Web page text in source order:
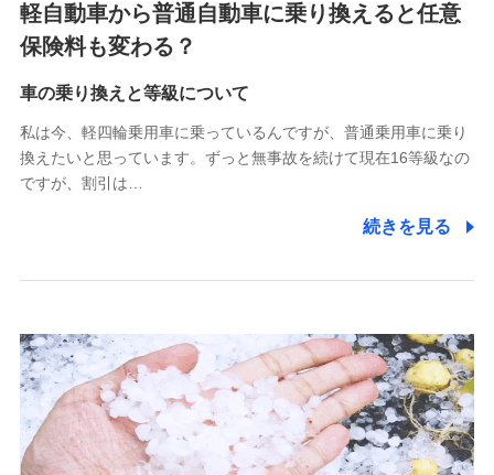
チューリッヒ少額短期保険株式会社
(https://www.zurichssi.co.jp/)
(https://www.tokiomarine-x.co.jp/)
(https://pshoken.co.jp/)
リトルファミリー少額短期保険株式会社
(https://www.littlefamily-ssi.com/)
郵便、電話、およびＥメール等により、当社と取引のあるも
た維持管理等の委託業務遂行のため、またそれらに付帯、関
連する当社および提携会社のサービスを案内、提供するため
（なお、当社は複数の保険会社と取引があり、取得した個人
情報を取引のある他の保険会社の商品・サービスをご提案す
るために利用させていただくことがあります。）
上記に係る連絡・手続き・管理等付帯業務を行うため
軽自動車から普通自動車に乗り換えると任意
保険料も変わる？
車の乗り換えと等級について
私は今、軽四輪乗用車に乗っているんですが、普通乗用車に乗り
換えたいと思っています。ずっと無事故を続けて現在16等級なの
ですが、割引は…
続きを見る